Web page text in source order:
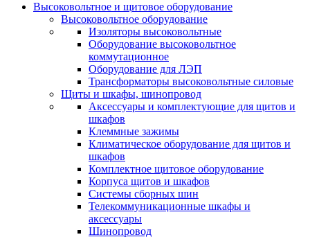
Высоковольтное и щитовое оборудование
Высоковольтное оборудование
Изоляторы высоковольтные
Оборудование высоковольтное
коммутационное
Оборудование для ЛЭП
Трансформаторы высоковольтные силовые
Щиты и шкафы, шинопровод
Аксессуары и комплектующие для щитов и
шкафов
Клеммные зажимы
Климатическое оборудование для щитов и
шкафов
Комплектное щитовое оборудование
Корпуса щитов и шкафов
Системы сборных шин
Телекоммуникационные шкафы и
аксессуары
Шинопровод